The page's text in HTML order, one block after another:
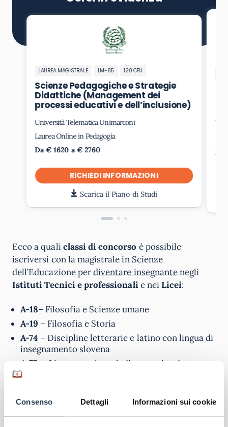
Consenso Dettagli Informazioni sui cookie
LAUREA MAGISTRALE LM-85 120 CFU
Scienze Pedagogiche e Strategie
Didattiche (Management dei
processi educativi e dell’inclusione)
Università Telematica Unimarconi
Laurea Online in Pedagogia
Da € 1620 a € 2760
RICHIEDI INFORMAZIONI
Scarica il Piano di Studi
Da
Ecco a qualiclassi di concorso è possibile
iscriversi con la magistrale in Scienze
dell’Educazione perdiventare insegnantenegli
Istituti Tecnici e professionalie neiLicei:
A-18– Filosofia e Scienze umane
A-19 – Filosofia e Storia
A-74 – Discipline letterarie e latino con lingua di
insegnamento slovena
A-77 – Lingua e cultura ladina, storia ed
educazione civica, geografia, nella scuola
secondaria di I grado con lingua di
insegnamento ladina